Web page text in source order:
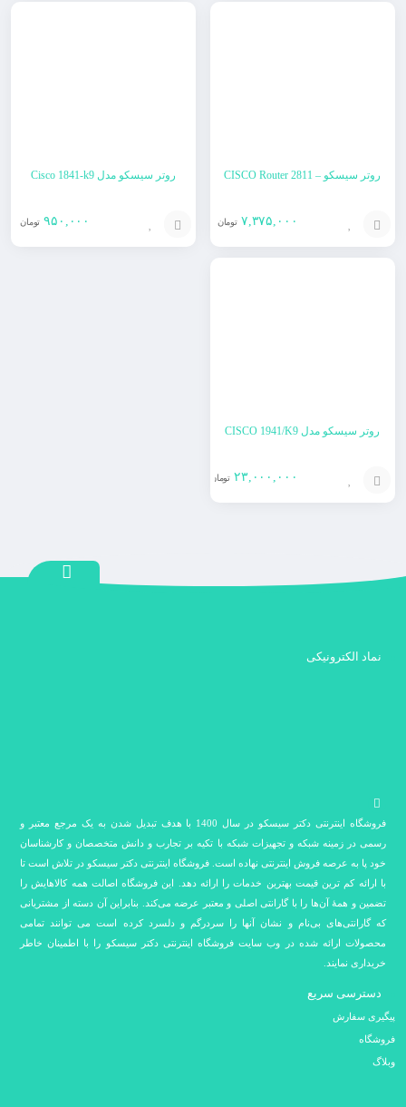
روتر سیسکو – CISCO Router 2811
۷,۳۷۵,۰۰۰ تومان
روتر سیسکو مدل Cisco 1841-k9
۹۵۰,۰۰۰ تومان
روتر سیسکو مدل CISCO 1941/K9
۲۳,۰۰۰,۰۰۰ تومان
نماد الکترونیکی
فروشگاه اینترنتی دکتر سیسکو در سال 1400 با هدف تبدیل شدن به یک مرجع معتبر و
رسمی در زمینه شبکه و تجهیزات شبکه با تکیه بر تجارب و دانش متخصصان و کارشناسان
خود پا به عرصه فروش اینترنتی نهاده است. فروشگاه اینترنتی دکتر سیسکو در تلاش است تا
با ارائه کم ترین قیمت بهترین خدمات را ارائه دهد. این فروشگاه اصالت همه کالاهایش را
تضمین و همۀ آن‌ها را با گارانتی اصلی و معتبر عرضه می‌کند. بنابراین آن دسته از مشتریانی
که گارانتی‌های بی‌نام و نشان آنها را سردرگم و دلسرد کرده است می توانند تمامی
محصولات ارائه شده در وب سایت فروشگاه اینترنتی دکتر سیسکو را با اطمینان خاطر
خریداری نمایند.
دسترسی سریع
پیگیری سفارش
فروشگاه
وبلاگ